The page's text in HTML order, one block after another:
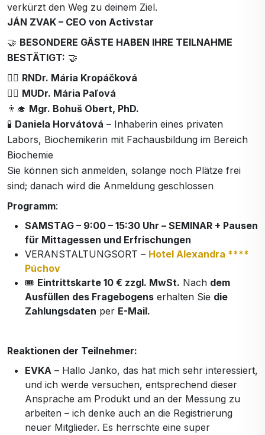
verkürzt den Weg zu deinem Ziel.
JÁN ZVAK – CEO von Activstar
🤝 BESONDERE GÄSTE HABEN IHRE TEILNAHME
BESTÄTIGT: 🤝
👩‍⚕️ RNDr. Mária Kropáčková
👩‍⚕️ MUDr. Mária Paľová
👨‍🎓 Mgr. Bohuš Obert, PhD.
🧪 Daniela Horvátová – Inhaberin eines privaten
Labors, Biochemikerin mit Fachausbildung im Bereich
Biochemie
Sie können sich anmelden, solange noch Plätze frei
sind; danach wird die Anmeldung geschlossen
Programm:
SAMSTAG – 9:00 – 15:30 Uhr – SEMINAR + Pausen
für Mittagessen und Erfrischungen
VERANSTALTUNGSORT – Hotel Alexandra ****
Púchov
🎟️ Eintrittskarte 10 € zzgl. MwSt. Nach dem
Ausfüllen des Fragebogens erhalten Sie die
Zahlungsdaten per E-Mail.
Reaktionen der Teilnehmer:
EVKA – Hallo Janko, das hat mich sehr interessiert,
und ich werde versuchen, entsprechend dieser
Ansprache am Produkt und an der Messung zu
arbeiten – ich denke auch an die Registrierung
neuer Mitglieder. Es herrschte eine super